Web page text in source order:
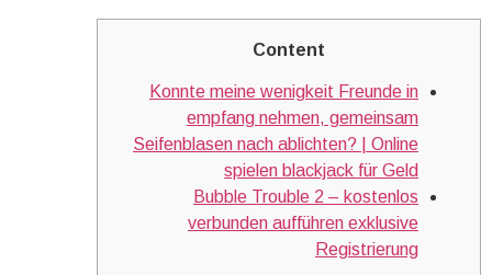
Content
Konnte meine wenigkeit Freunde in
empfang nehmen, gemeinsam
Seifenblasen nach ablichten? | Online
spielen blackjack für Geld
Bubble Trouble 2 – kostenlos
verbunden aufführen exklusive
Registrierung